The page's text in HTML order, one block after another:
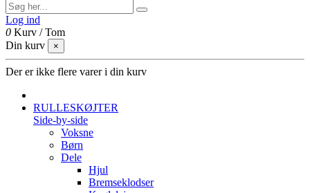
Log ind
0 Kurv /Tom
Din kurv
×
Der er ikke flere varer i din kurv
RULLESKØJTER
Side-by-side
Voksne
Børn
Dele
Hjul
Bremseklodser